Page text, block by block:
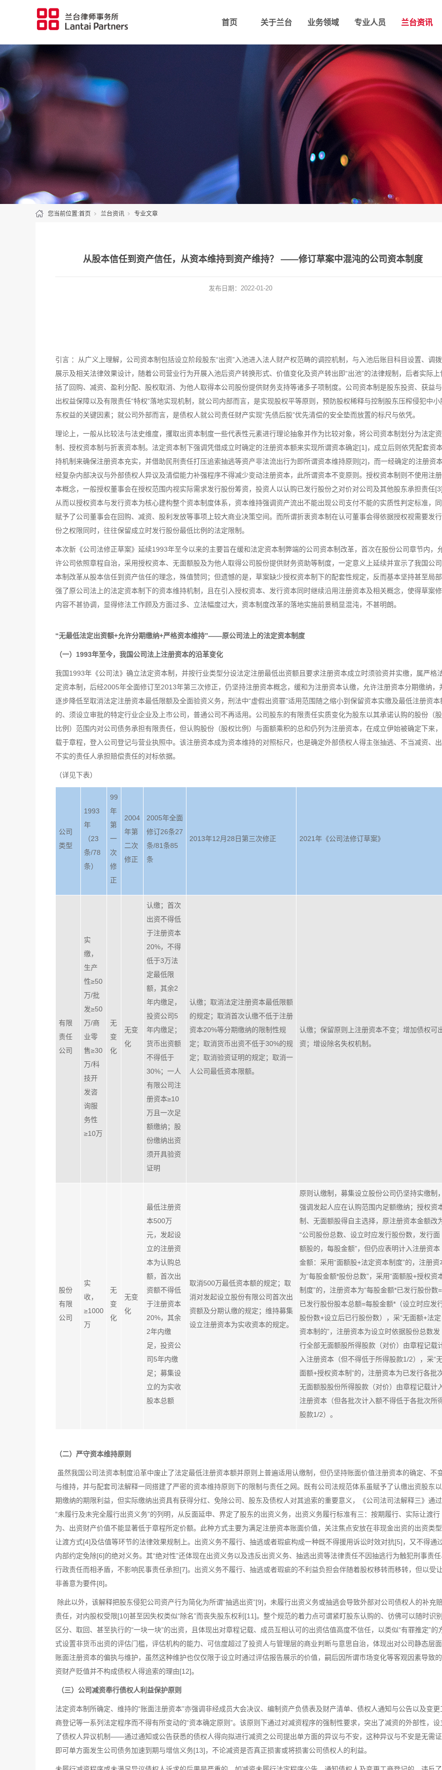
首页 关于兰台 业务领域 专业人员 兰台资讯
您当前位置:首页 兰台资讯 专业文章
从股本信任到资产信任，从资本维持到资产维持？ ——修订草案中混沌的公司资本制度
发布日期： 2022-01-20
引言 ：从广义上理解，公司资本制包括设立阶段股东“出资”入池进入法人财产权范畴的调控机制，与入池后账目科目设置、调拨
展示及相关法律效果设计，随着公司营业行为开展入池后资产转换形式、价值变化及资产转出即“出池”的法律规制，后者实际上
括了回购、减资、盈利分配、股权取消、为他人取得本公司股份提供财务支持等诸多子项制度。公司资本制是股东投资、获益
出权益保障以及有限责任“特权”落地实现机制，就公司内部而言，是实现股权平等原则，预防股权稀释与控制股东压榨侵犯中小
东权益的关键因素；就公司外部而言，是债权人就公司责任财产实现“先债后股”优先清偿的安全垫而放置的标尺与依凭。
理论上，一般从比较法与法史维度，攫取出资本制度一些代表性元素进行理论抽象并作为比较对象，将公司资本制划分为法定
制、授权资本制与折衷资本制。法定资本制下强调凭借成立时确定的注册资本额来实现所谓资本确定[1]，成立后则依凭配套资
持机制来确保注册资本充实，并借助民刑责任打压追索抽逃等资产非法流出行为即所谓资本维持原则[2]，而一经确定的注册资
经复杂内部决议与外部债权人异议及清偿能力补强程序不得减少变动注册资本，此所谓资本不变原则。授权资本制则不使用注
本概念，一般授权董事会在授权范围内视实际需求发行股份筹资，投资人以认购已发行股份之对价对公司及其他股东承担责任[3]
从而以授权资本与发行资本为核心建构整个资本制度体系，资本维持强调资产流出不能出现公司支付不能的实质性判定标准，
赋予了公司董事会在回购、减资、股利发放等事项上较大商业决策空间。而所谓折衷资本制在认可董事会得依据授权视需要发
份之权限同时，往往保留成立时发行股份最低比例的法定限制。
本次新《公司法修正草案》延续1993年至今以来的主要旨在缓和法定资本制弊端的公司资本制改革，首次在股份公司章节内，
许公司依照章程自治，采用授权资本、无面额股及为他人取得公司股份提供财务资助等制度，一定意义上延续并宣示了我国公
本制改革从股本信任到资产信任的理念，殊值赞同；但遗憾的是，草案缺少授权资本制下的配套性规定，反而基本坚持甚至局
强了原公司法上的法定资本制下的资本维持机制，且在引入授权资本、发行资本同时继续沿用注册资本及相关概念，使得草案
内容不甚协调，显得修法工作顾及方面过多、立法幅度过大，资本制度改革的落地实施前景稍显混沌，不甚明朗。
“无最低法定出资额+允许分期缴纳+严格资本维持”——原公司法上的法定资本制度
（一）1993年至今，我国公司法上注册资本的沿革变化
我国1993年《公司法》确立法定资本制，并按行业类型分设法定注册最低出资额且要求注册资本成立时须验资并实缴，属严格
定资本制，后经2005年全面修订至2013年第三次修正，仍坚持注册资本概念，缓和为注册资本认缴，允许注册资本分期缴纳，
逐步降低至取消法定注册资本最低限额及全面验资义务，刑法中“虚假出资罪”适用范围随之缩小到保留资本实缴及最低注册资本
的、须设立审批的特定行业企业及上市公司，普通公司不再适用。公司股东的有限责任实质变化为股东以其承诺认购的股份（
比例）范围内对公司债务承担有限责任，但认购股份（股权比例）与面额乘积的总和仍列为注册资本，在成立伊始被确定下来
载于章程，登入公司登记与营业执照中。该注册资本成为资本维持的对照标尺，也是确定外部债权人得主张抽逃、不当减资、
不实的责任人承担赔偿责任的对标依据。
（详见下表）
公司
类型
1993
年
（23
条/78
条）
99
年
第
一
次
修
正
2004
年第
二次
修正
2005年全面
修订26条27
条/81条85
条
2013年12月28日第三次修正 2021年《公司法修订草案》
有限
责任
公司
实
缴，
生产
性≥50
万/批
发≥50
万/商
业零
售≥30
万/科
技开
发咨
询服
务性
≥10万
无
变
化
无变
化
认缴；首次
出资不得低
于注册资本
20%，不得
低于3万法
定最低限
额，其余2
年内缴足，
投资公司5
年内缴足；
货币出资额
不得低于
30%；一人
有限公司注
册资本≥10
万且一次足
额缴纳；股
份缴纳出资
须开具验资
证明
认缴；取消法定注册资本最低限额
的规定；取消首次认缴不低于注册
资本20%等分期缴纳的限制性规
定；取消货币出资不低于30%的规
定；取消验资证明的规定；取消一
人公司最低资本限额。
认缴；保留原则上注册资本不变；增加债权可
资；增设除名失权机制。
股份
有限
公司
实
收，
≥1000
万
无
变
化
无变
化
最低注册资
本500万
元，发起设
立的注册资
本为认购总
额，首次出
资额不得低
于注册资本
20%，其余
2年内缴
足，投资公
司5年内缴
足；募集设
立的为实收
股本总额
取消500万最低资本额的规定；取
消对发起设立股份有限公司首次出
资额及分期认缴的规定；维持募集
设立注册资本为实收资本的规定。
原则认缴制，募集设立股份公司仍坚持实缴制，
强调发起人应在认购范围内足额缴纳；授权资
制、无面额股得自主选择，原注册资本金额改
“公司股份总数、设立时应发行股份数，发行面
额股的，每股金额”，但仍应表明计入注册资本
金额：采用“面额股+法定资本制度”的，注册资
为“每股金额*股份总数”，采用“面额股+授权资
制度”的，注册资本为“每股金额*已发行股份数=
已发行股份股本总额=每股金额*（设立时应发
股份数+设立后已行股份数），采“无面额+法定
资本制的”，注册资本为设立时依据股份总数发
行全部无面额股所得股款（对价）由章程记载
入注册资本（但不得低于所得股款1/2），采“
面额+授权资本制”的，注册资本为已发行各批
无面额股股份所得股款（对价）由章程记载计
注册资本（但各批次计入额不得低于各批次所
股款1/2）。
（二）严守资本维持原则
虽然我国公司法资本制度沿革中废止了法定最低注册资本额并原则上普遍适用认缴制，但仍坚持账面价值注册资本的确定、不
与维持，并与配套司法解释一同搭建了严密的资本维持原则下的限制与责任之网。既有公司法规范体系虽赋予了认缴出资股东
期缴纳的期限利益，但实际缴纳出资具有获得分红、免除公司、股东及债权人对其追索的重要意义，《公司法司法解释三》通
“未履行及未完全履行出资义务”的列明，从反面延申、界定了股东的出资义务，出资义务履行标准有三：按期履行、实际让渡行
为、出资财产价值不能显著低于章程所定价额。此种方式主要为满足注册资本账面价值，关注焦点安放在非现金出资的出资类型
让渡方式[4]及估值等环节的法律效果规制上。出资义务不履行、抽逃或者瑕疵构成一种既不得援用诉讼时效对抗[5]，又不得通
内部约定免除[6]的绝对义务。其“绝对性”还体现在出资义务以及违反出资义务、抽逃出资等法律责任不因抽逃行为触犯刑事责任
行政责任而相矛盾，不影响民事责任承担[7]。出资义务不履行、抽逃或者瑕疵的不利益负担会伴随着股权移转而移转，但以受
非善意为要件[8]。
除此以外，该解释把股东侵犯公司资产行为简化为所谓“抽逃出资”[9]，未履行出资义务或抽逃会导致外部对公司债权人的补充
责任，对内股权受限[10]甚至因失权类似“除名”而丧失股东权利[11]。整个规范的着力点可谓紧盯股东认购的、彷佛可以随时识别
区分、取回、甚至执行的“一块一块”的出资，且体现出对章程记载、成员互相认可的出资估值高度不信任，以类似“有罪推定”的
式设置非货币出资的评估门槛，评估机构的能力、可信度超过了投资人与管理层的商业判断与意思自治，体现出对公司静态层
账面注册资本的偏执与维护，虽然这种维护也仅仅限于设立时通过评估报告展示的价值，嗣后因所谓市场变化等客观因素导致
资财产贬值并不构成债权人得追索的理由[12]。
（三）公司减资奉行债权人利益保护原则
法定资本制所确定、维持的“账面注册资本”亦强调非经成员大会决议、编制资产负债表及财产清单、债权人通知与公告以及变更
商登记等一系列法定程序而不得有所变动的“资本确定原则”。该原则下通过对减资程序的强制性要求，突出了减资的外部性，设
了债权人异议机制——通过通知或公告获悉的债权人得向拟进行减资之公司提出单方面的异议与不安，这种异议与不安是无需
即可单方面发生公司债务加速到期与增信义务[13]，不论减资是否真正损害或将损害公司债权人的利益。